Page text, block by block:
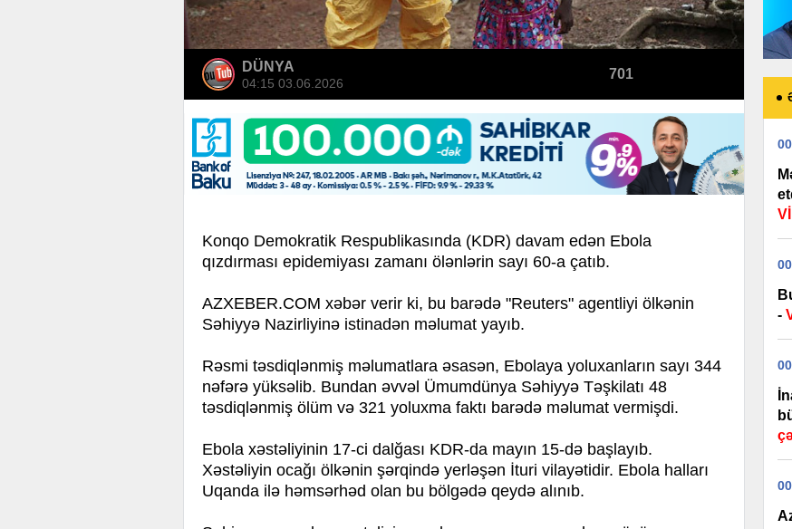
DÜNYA
04:15 03.06.2026
701
Konqo Demokratik Respublikasında (KDR) davam edən Ebola
qızdırması epidemiyası zamanı ölənlərin sayı 60-a çatıb.
AZXEBER.COM xəbər verir ki, bu barədə "Reuters" agentliyi ölkənin
Səhiyyə Nazirliyinə istinadən məlumat yayıb.
Rəsmi təsdiqlənmiş məlumatlara əsasən, Ebolaya yoluxanların sayı 344
nəfərə yüksəlib. Bundan əvvəl Ümumdünya Səhiyyə Təşkilatı 48
təsdiqlənmiş ölüm və 321 yoluxma faktı barədə məlumat vermişdi.
Ebola xəstəliyinin 17-ci dalğası KDR-da mayın 15-də başlayıb.
Xəstəliyin ocağı ölkənin şərqində yerləşən İturi vilayətidir. Ebola halları
Uqanda ilə həmsərhəd olan bu bölgədə qeydə alınıb.
-